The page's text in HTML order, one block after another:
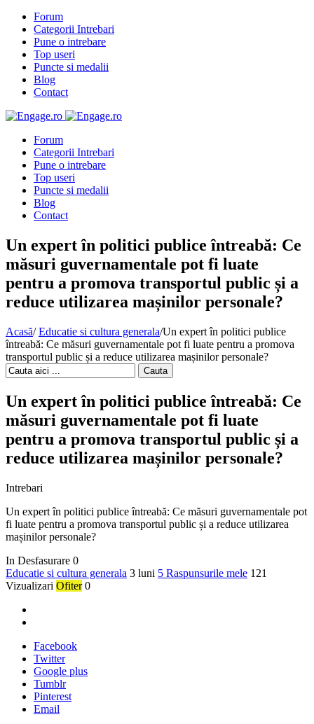
Forum
Categorii Intrebari
Pune o intrebare
Top useri
Puncte si medalii
Blog
Contact
Forum
Categorii Intrebari
Pune o intrebare
Top useri
Puncte si medalii
Blog
Contact
Un expert în politici publice întreabă: Ce
măsuri guvernamentale pot fi luate
pentru a promova transportul public și a
reduce utilizarea mașinilor personale?
Acasă/ Educatie si cultura generala/Un expert în politici publice
întreabă: Ce măsuri guvernamentale pot fi luate pentru a promova
transportul public și a reduce utilizarea mașinilor personale?
Cauta
Un expert în politici publice întreabă: Ce
măsuri guvernamentale pot fi luate
pentru a promova transportul public și a
reduce utilizarea mașinilor personale?
Intrebari
Un expert în politici publice întreabă: Ce măsuri guvernamentale pot
fi luate pentru a promova transportul public și a reduce utilizarea
mașinilor personale?
In Desfasurare 0
Educatie si cultura generala 3 luni 5 Raspunsurile mele 121
Vizualizari Ofiter 0
Facebook
Twitter
Google plus
Tumblr
Pinterest
Email